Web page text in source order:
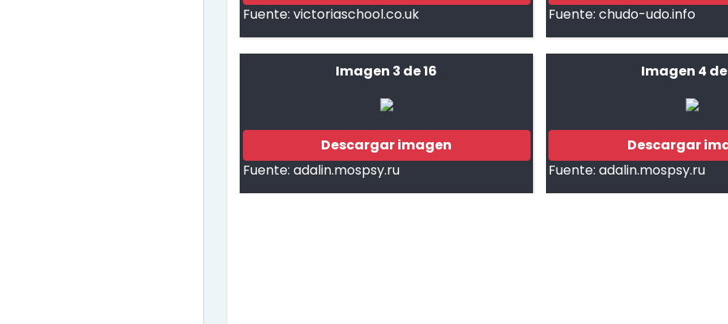
Fuente: victoriaschool.co.uk
Fuente:chudo-udo.info
Imagen 3 de 16
Descargar imagen
Fuente: adalin.mospsy.ru
Imagen 4 de
Descargar
Fuente:adalin.mospsy.ru